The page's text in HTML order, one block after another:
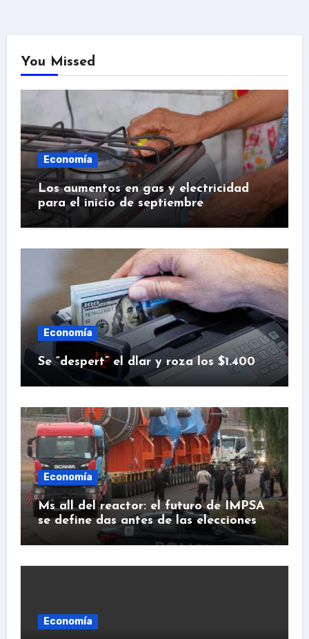
You Missed
Economía
Los aumentos en gas y electricidad
para el inicio de septiembre
Economía
Se “despert” el dlar y roza los $1.400
Economía
Ms all del reactor: el futuro de IMPSA
se define das antes de las elecciones
Economía